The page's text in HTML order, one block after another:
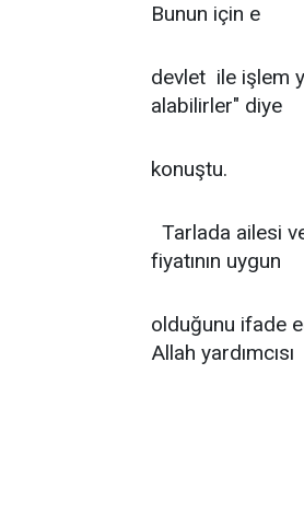
Bunun için e
devlet ile işlem
alabilirler" diye
konuştu.
Tarlada ailesi
fiyatının uygun
olduğunu ifade
Allah yardımcısı